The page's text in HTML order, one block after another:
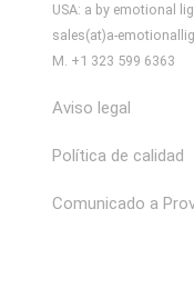
USA: a by emotional
sales(at)a-
M. +1 323 599 6363
Aviso legal
Política de calidad
Comunicado a